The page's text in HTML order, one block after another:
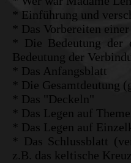
* Einführung und
* Das Vorbereiten
* Die Bedeutung der
Bedeutung der
* Das Anfangsblatt
* Die Gesamtdeutung
* Das "Deckeln"
* Das Legen auf
* Das Legen auf
* Das Schlussblatt
z.B. das keltische